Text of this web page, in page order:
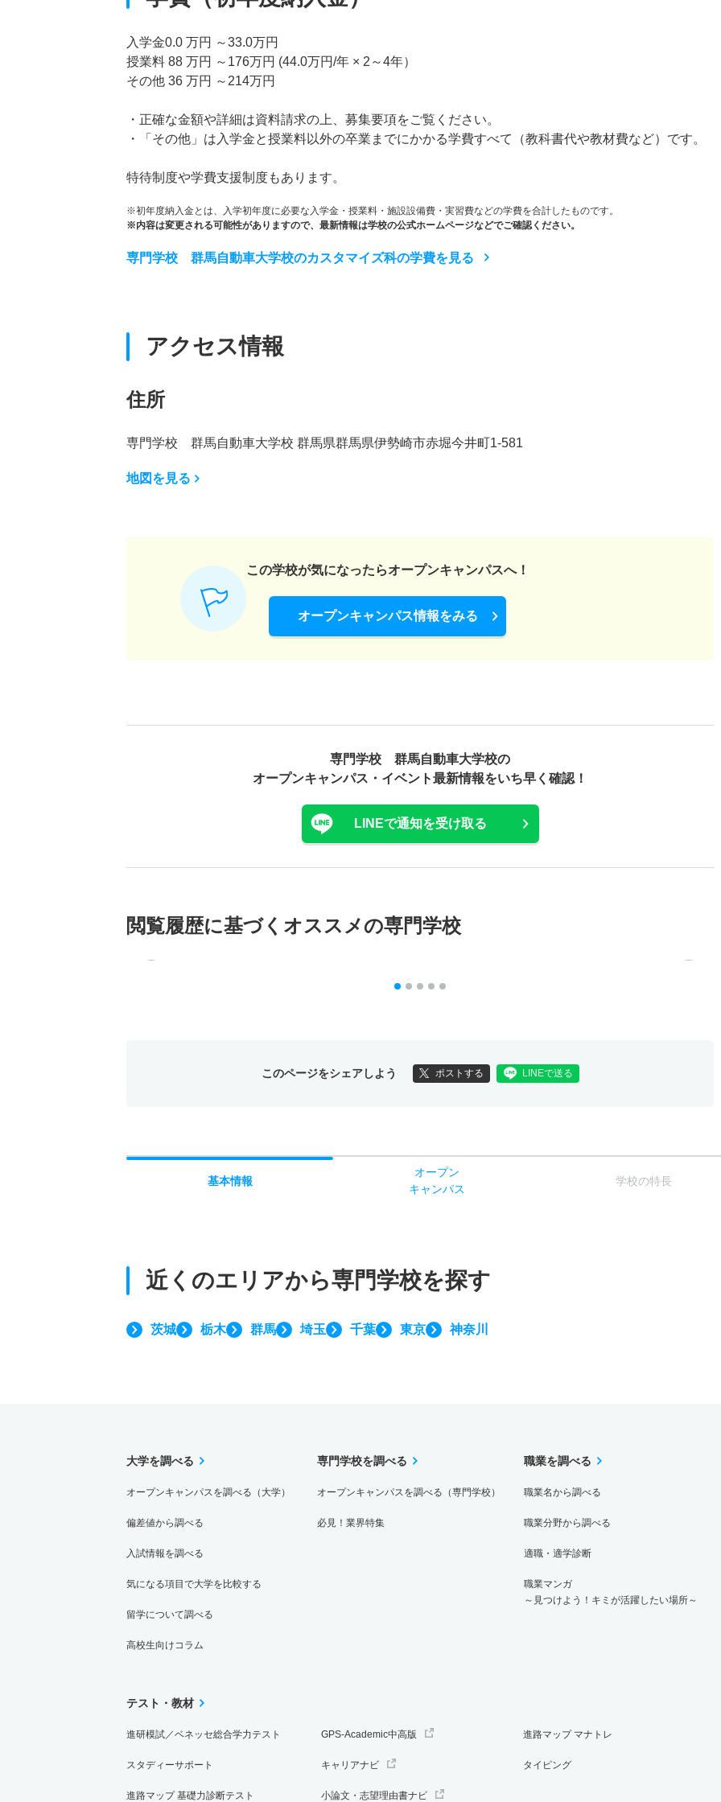
入学金0.0 万円 ～33.0万円
授業料 88 万円 ～176万円 (44.0万円/年 × 2～4年）
その他 36 万円 ～214万円
・正確な金額や詳細は資料請求の上、募集要項をご覧ください。
・「その他」は入学金と授業料以外の卒業までにかかる学費すべて（教科書代や教材費など）です。
特待制度や学費支援制度もあります。
※初年度納入金とは、入学初年度に必要な入学金・授業料・施設設備費・実習費などの学費を合計したものです。
※内容は変更される可能性がありますので、最新情報は学校の公式ホームページなどでご確認ください。
専門学校 群馬自動車大学校のカスタマイズ科の学費を見る
アクセス情報
住所
専門学校 群馬自動車大学校 群馬県群馬県伊勢崎市赤堀今井町1-581
地図を見る
この学校が気になったらオープンキャンパスへ！
オープンキャンパス情報をみる
専門学校 群馬自動車大学校の
オープンキャンパス・ イベント最新情報をいち早く確認！
LINEで通知を受け取る
閲覧履歴に基づく オススメの専門学校
このページをシェアしよう ポストする LINEで送る
基本情報
オープン
キャンパス
学校の特長
近くのエリアから専門学校を探す
茨城 栃木 群馬 埼玉 千葉 東京 神奈川
大学を調べる
オープンキャンパスを調べる（大学）
偏差値から調べる
入試情報を調べる
気になる項目で大学を比較する
留学について調べる
高校生向けコラム
専門学校を調べる
オープンキャンパスを調べる（専門学校）
必見！業界特集
職業を調べる
職業名から調べる
職業分野から調べる
適職・適学診断
職業マンガ
～見つけよう！キミが活躍したい場所～
テスト・教材
進研模試／ベネッセ総合学力テスト
スタディーサポート
進路マップ 基礎力診断テスト
GPS-Academic中高版
キャリアナビ
小論文・志望理由書ナビ
進路マップ マナトレ
タイピング